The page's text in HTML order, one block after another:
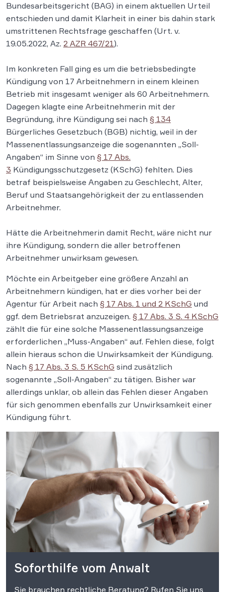
Bundesarbeitsgericht (BAG) in einem aktuellen Urteil
entschieden und damit Klarheit in einer bis dahin stark
umstrittenen Rechtsfrage geschaffen (Urt. v.
19.05.2022, Az. 2 AZR 467/21).
Im konkreten Fall ging es um die betriebsbedingte
Kündigung von 17 Arbeitnehmern in einem kleinen
Betrieb mit insgesamt weniger als 60 Arbeitnehmern.
Dagegen klagte eine Arbeitnehmerin mit der
Begründung, ihre Kündigung sei nach § 134
Bürgerliches Gesetzbuch (BGB) nichtig, weil in der
Massenentlassungsanzeige die sogenannten „Soll-
Angaben“ im Sinne von § 17 Abs.
3 Kündigungsschutzgesetz (KSchG) fehlten. Dies
betraf beispielsweise Angaben zu Geschlecht, Alter,
Beruf und Staatsangehörigkeit der zu entlassenden
Arbeitnehmer.
Hätte die Arbeitnehmerin damit Recht, wäre nicht nur
ihre Kündigung, sondern die aller betroffenen
Arbeitnehmer unwirksam gewesen.
Möchte ein Arbeitgeber eine größere Anzahl an
Arbeitnehmern kündigen, hat er dies vorher bei der
Agentur für Arbeit nach § 17 Abs. 1 und 2 KSchG und
ggf. dem Betriebsrat anzuzeigen. § 17 Abs. 3 S. 4 KSchG
zählt die für eine solche Massenentlassungsanzeige
erforderlichen „Muss-Angaben“ auf. Fehlen diese, folgt
allein hieraus schon die Unwirksamkeit der Kündigung.
Nach § 17 Abs. 3 S. 5 KSchG sind zusätzlich
sogenannte „Soll-Angaben“ zu tätigen. Bisher war
allerdings unklar, ob allein das Fehlen dieser Angaben
für sich genommen ebenfalls zur Unwirksamkeit einer
Kündigung führt.
Soforthilfe vom Anwalt
Sie brauchen rechtliche Beratung? Rufen Sie uns